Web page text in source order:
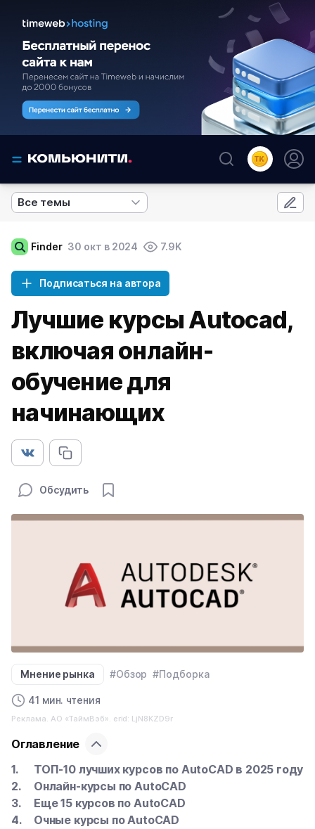
Все темы
Finder 30 окт в 2024 7.9K
Подписаться на автора
Лучшие курсы Autocad,
включая онлайн-
обучение для
начинающих
Обсудить
Мнение рынка #Обзор #Подборка
41 мин. чтения
Реклама. АО «ТаймВэб». erid: LjN8KZD9r
Оглавление
ТОП-10 лучших курсов по AutoCAD в 2025 году
Онлайн-курсы по AutoCAD
Еще 15 курсов по AutoCAD
Очные курсы по AutoCAD